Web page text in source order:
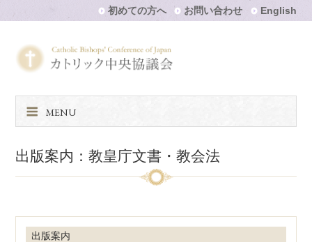
初めての方へ お問い合わせ English
MENU
出版案内：教皇庁文書・教会法
出版案内